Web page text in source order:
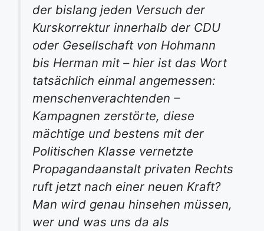
der bislang jeden Versuch der
Kurskorrektur innerhalb der CDU
oder Gesellschaft von Hohmann
bis Herman mit – hier ist das Wort
tatsächlich einmal angemessen:
menschenverachtenden –
Kampagnen zerstörte, diese
mächtige und bestens mit der
Politischen Klasse vernetzte
Propagandaanstalt privaten Rechts
ruft jetzt nach einer neuen Kraft?
Man wird genau hinsehen müssen,
wer und was uns da als